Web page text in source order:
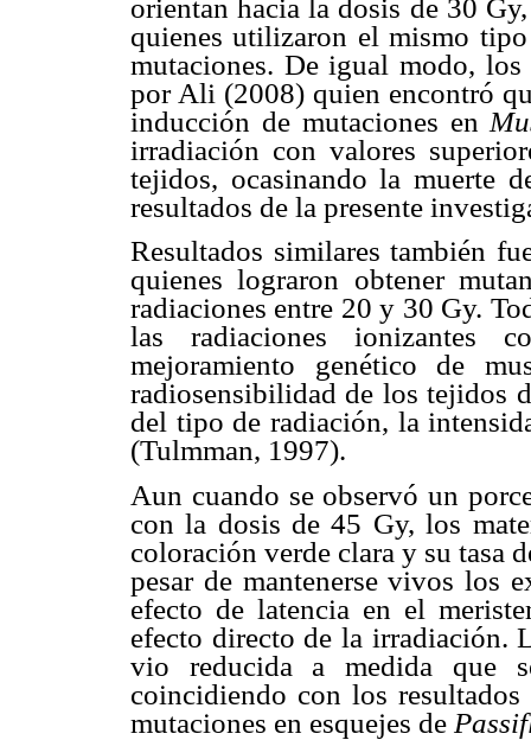
orientan hacia la dosis de 30
quienes utilizaron el mismo
mutaciones. De igual modo,
por Ali (2008) quien encontró
inducción de mutaciones en
irradiación con valores
tejidos, ocasinando la muerte
resultados de la presente
Resultados similares también
quienes lograron obtener
radiaciones entre 20 y 30 Gy.
las radiaciones ionizantes
mejoramiento genético de
radiosensibilidad de los tejidos
del tipo de radiación, la
(Tulmman, 1997).
Aun cuando se observó un
con la dosis de 45 Gy, los
coloración verde clara y su tasa
pesar de mantenerse vivos los
efecto de latencia en el
efecto directo de la irradiación.
vio reducida a medida que
coincidiendo con los
mutaciones en esquejes de